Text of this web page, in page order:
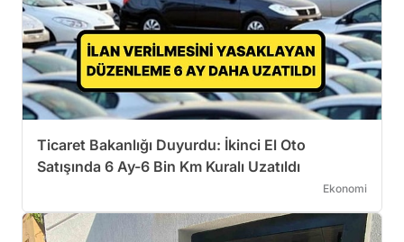
Ticaret Bakanlığı Duyurdu: İkinci El Oto
Satışında 6 Ay-6 Bin Km Kuralı Uzatıldı
Ekonomi